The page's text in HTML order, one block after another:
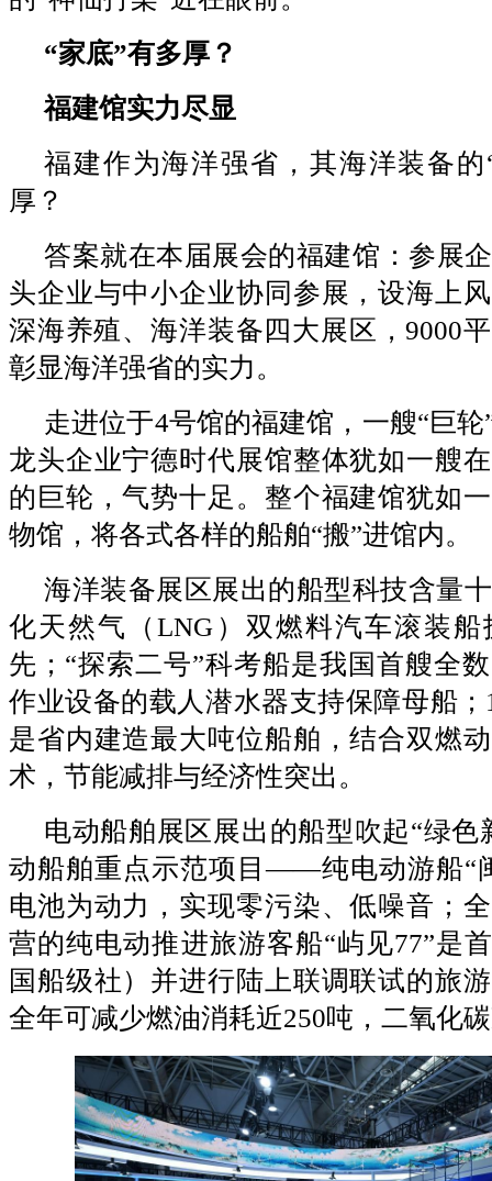
“家底”有多厚？
福建馆实力尽显
福建作为海洋强省，其海洋装备
厚？
答案就在本届展会的福建馆：参展
头企业与中小企业协同参展，设海上
深海养殖、海洋装备四大展区，9000
彰显海洋强省的实力。
走进位于4号馆的福建馆，一艘“巨
龙头企业宁德时代展馆整体犹如一艘
的巨轮，气势十足。整个福建馆犹如
物馆，将各式各样的船舶“搬”进馆内。
海洋装备展区展出的船型科技含量
化天然气（LNG）双燃料汽车滚装
先；“探索二号”科考船是我国首艘全
作业设备的载人潜水器支持保障母船；
是省内建造最大吨位船舶，结合双燃
术，节能减排与经济性突出。
电动船舶展区展出的船型吹起“绿色
动船舶重点示范项目——纯电动游船“
电池为动力，实现零污染、低噪音；
营的纯电动推进旅游客船“屿见77”是
国船级社）并进行陆上联调联试的旅
全年可减少燃油消耗近250吨，二氧化